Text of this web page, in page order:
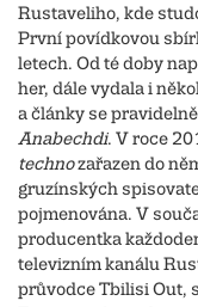
Rustaveliho, kde
První povídkovou
letech. Od té doby
her, dále vydala i
a články se
Anabechdi. V roce
technozařazen do
gruzínských
pojmenována. V
producentka
televizním kanálu
průvodce Tbilisi Out,